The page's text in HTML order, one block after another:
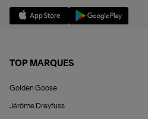
TOP MARQUES
Golden Goose
Jérôme Dreyfuss